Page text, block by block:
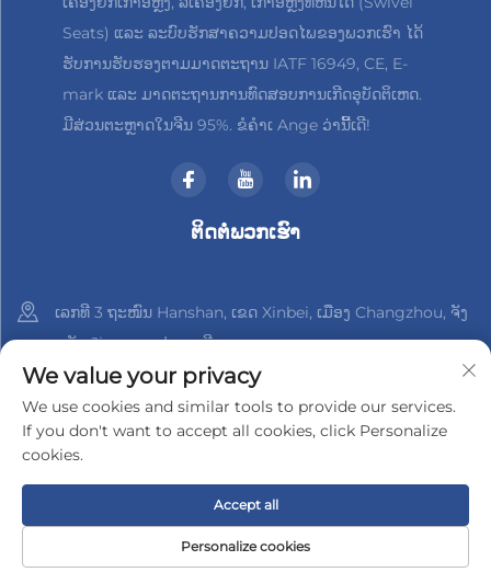
Seats) ແລະ ລະບົບຮັກສາຄວາມປອດໄພຂອງພວກເຮົາ ໄດ້
ຮັບການຮັບຮອງຕາມມາດຕະຖານ IATF 16949, CE, E-
mark ແລະ ມາດຕະຖານການທົດສອບການເກີດອຸບັດຕິເຫດ.
ມີສ່ວນຕະຫຼາດໃນຈີນ 95%. ຂໍຄຳເ Ange ວ່ານີ້ເດີ!
ຕິດຕໍ່ພວກເຮົາ
ເລກທີ 3 ຖະໜົນ Hanshan, ເຂດ Xinbei, ເມືອງ Changzhou, ຈັງ
ຫວັດ Jiangsu, ປະເທດຈີນ
+86-18961288218
[email protected]
ລິขະສິດ © 2025 າງຊູ Xinder-Tech Electronics Co., Ltd.
ຄວາມເປັນສ່ວນຕົວ
We value your privacy
We use cookies and similar tools to provide our services.
If you don't want to accept all cookies, click Personalize
cookies.
Personalize cookies
Accept all